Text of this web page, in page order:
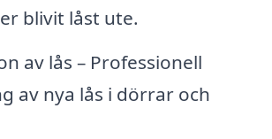
blivit låst ute.
av lås – Professionell
av nya lås i dörrar och